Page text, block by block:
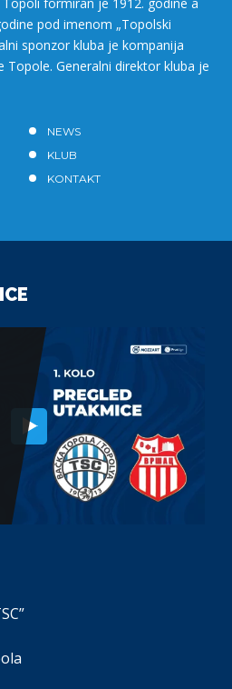
pod imenom „Topolski
sponzor kluba je kompanija
Topole. Generalni direktor kluba je
NEWS
KLUB
KONTAKT